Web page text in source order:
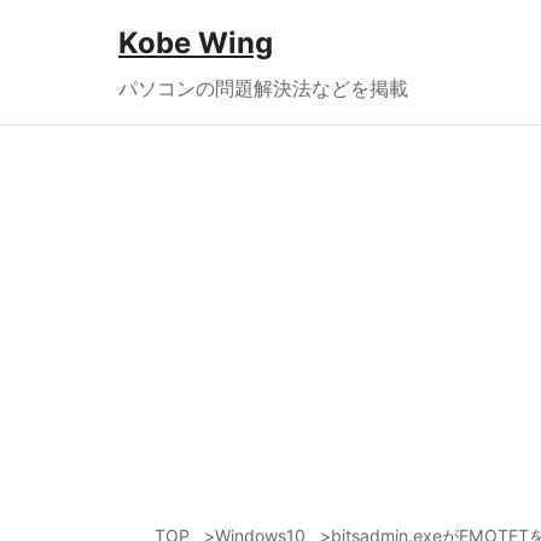
Kobe Wing
パソコンの問題解決法などを掲載
TOP Windows10 bitsadmin.exeがEMOTET